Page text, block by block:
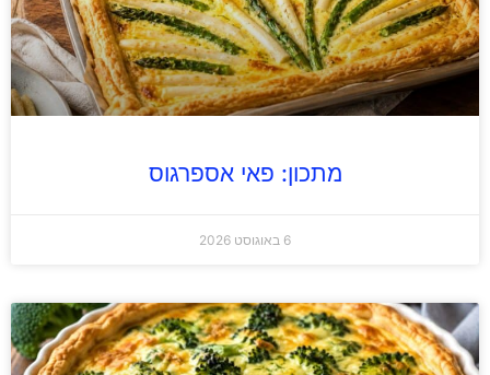
מתכון: פאי אספרגוס
6 באוגוסט 2026